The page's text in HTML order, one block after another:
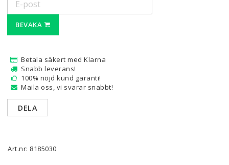
BEVAKA
Betala säkert med Klarna
Snabb leverans!
100% nöjd kund garanti!
Maila oss, vi svarar snabbt!
DELA
Art.nr: 8185030